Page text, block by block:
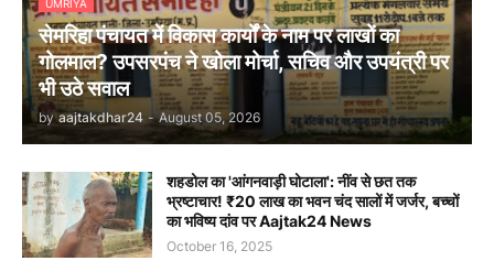
UMRIYA
सेमरिहा पंचायत में विकास कार्यों के नाम पर लाखों का
गोलमाल? उपसरपंच ने खोला मोर्चा, सचिव और उपयंत्री पर
भी उठे सवाल
by aajtakdhar24 - August 05, 2026
शहडोल का 'आंगनवाड़ी घोटाला': नींव से छत तक
भ्रष्टाचार! ₹20 लाख का भवन चंद सालों में जर्जर, बच्चों
का भविष्य दांव पर Aajtak24 News
October 16, 2025